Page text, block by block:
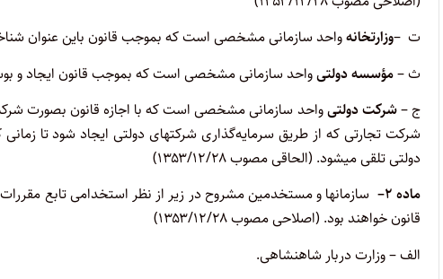
ت –وزارتخانهواحد سازمانی مشخصی است که بموجب قانون باین عنوان شناخته
ث –مؤسسهدولتیواحد سازمانی مشخصی است که بموجب قانون ایجاد و بوسیله
ج –شرکتدولتیواحد سازمانی مشخصی است که با اجازه قانون بصورت
شرکت تجارتی که از طریق سرمایه‌گذاری شرکتهای دولتی ایجاد شود تا
دولتی تلقی میشود. (الحاقی مصوب ۱۳۵۳/۱۲/۲۸)
ماده ۲–
قانون خواهند بود. (اصلاحی مصوب ۱۳۵۳/۱۲/۲۸)
الف – وزارت دربار شاهنشاهی.